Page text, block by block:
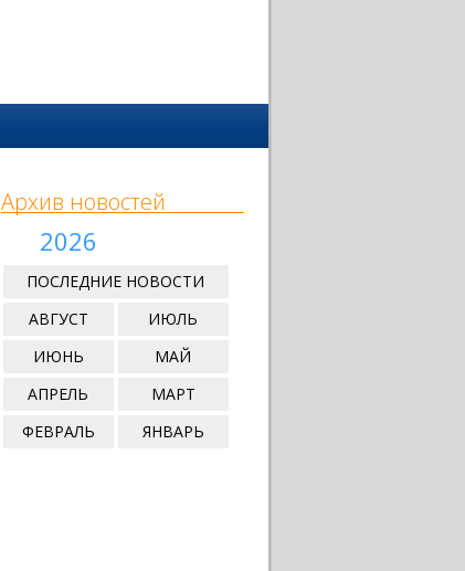
Архив новостей
2026
ПОСЛЕДНИЕ НОВОСТИ
АВГУСТ
ИЮЛЬ
ИЮНЬ
МАЙ
АПРЕЛЬ
МАРТ
ФЕВРАЛЬ
ЯНВАРЬ